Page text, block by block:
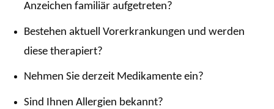
Anzeichen familiär aufgetreten?
Bestehen aktuell Vorerkrankungen und werden
diese therapiert?
Nehmen Sie derzeit Medikamente ein?
Sind Ihnen Allergien bekannt?